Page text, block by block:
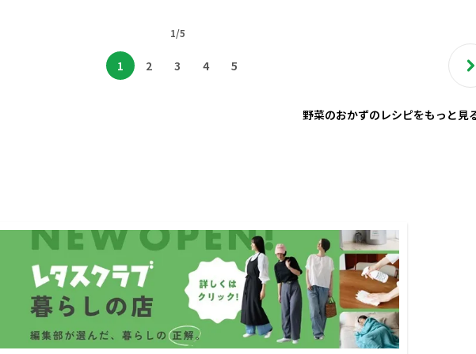
1/5
1 2 3 4 5
野菜のおかずのレシピをもっと見